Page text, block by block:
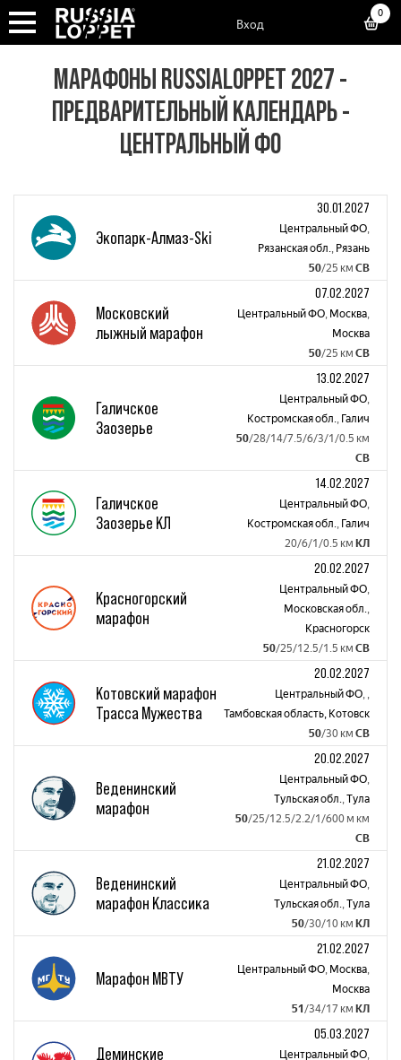
Вход
0
МАРАФОНЫ RUSSIALOPPET 2027 -
ПРЕДВАРИТЕЛЬНЫЙ КАЛЕНДАРЬ -
ЦЕНТРАЛЬНЫЙ ФО
Экопарк-Алмаз-Ski
30.01.2027
Центральный ФО,
Рязанская обл., Рязань
50/25 км СВ
Московский
лыжный марафон
07.02.2027
Центральный ФО, Москва,
Москва
50/25 км СВ
Галичское
Заозерье
13.02.2027
Центральный ФО,
Костромская обл., Галич
50/28/14/7.5/6/3/1/0.5 км
СВ
Галичское
Заозерье КЛ
14.02.2027
Центральный ФО,
Костромская обл., Галич
20/6/1/0.5 км КЛ
Красногорский
марафон
20.02.2027
Центральный ФО,
Московская обл.,
Красногорск
50/25/12.5/1.5 км СВ
Котовский марафон
Трасса Мужества
20.02.2027
Центральный ФО, ,
Тамбовская область, Котовск
50/30 км СВ
Веденинский
марафон
20.02.2027
Центральный ФО,
Тульская обл.,Тула
50/25/12.5/2.2/1/600 м км
СВ
Веденинский
марафон Классика
21.02.2027
Центральный ФО,
Тульская обл.,Тула
50/30/10 км КЛ
Марафон МВТУ
21.02.2027
Центральный ФО, Москва,
Москва
51 /34/17 км КЛ
Деминские
05.03.2027
Центральный ФО,